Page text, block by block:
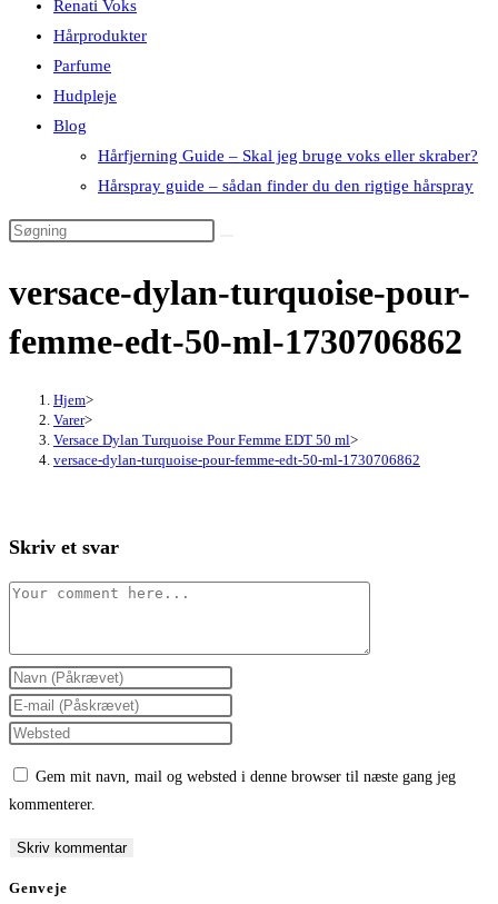
Renati Voks
Hårprodukter
Parfume
Hudpleje
Blog
Hårfjerning Guide – Skal jeg bruge voks eller skraber?
Hårspray guide – sådan finder du den rigtige hårspray
versace-dylan-turquoise-pour-
femme-edt-50-ml-1730706862
Hjem>
Varer>
Versace Dylan Turquoise Pour Femme EDT 50 ml>
versace-dylan-turquoise-pour-femme-edt-50-ml-1730706862
Skriv et svar
Comment
Enter
your
name
comment
Enter
your
comment
Enter
(optional)
Gem mit navn, mail og websted i denne browser til næste gang jeg
kommenterer.
Genveje